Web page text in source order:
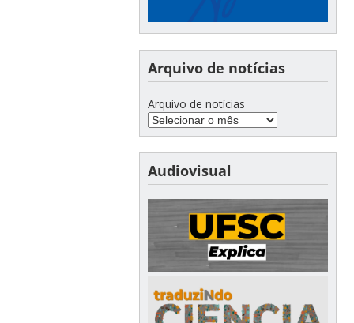
Arquivo de notícias
Arquivo de notícias
Audiovisual